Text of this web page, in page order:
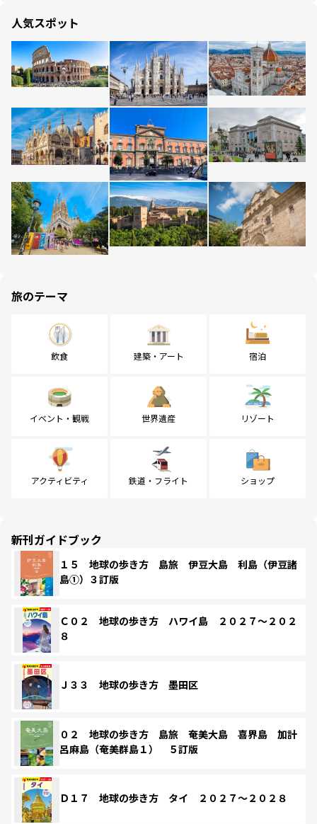
人気スポット
旅のテーマ
飲食 建築・アート 宿泊
イベント・観戦 世界遺産 リゾート
アクティビティ 鉄道・フライト ショップ
新刊ガイドブック
１５ 地球の歩き方 島旅 伊豆大島 利島（伊豆諸
島①）３訂版
Ｃ０２ 地球の歩き方 ハワイ島 ２０２７～２０２
８
Ｊ３３ 地球の歩き方 墨田区
０２ 地球の歩き方 島旅 奄美大島 喜界島 加計
呂麻島（奄美群島１） ５訂版
Ｄ１７ 地球の歩き方 タイ ２０２７～２０２８